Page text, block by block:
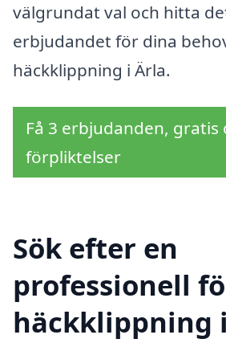
välgrundat val och hitta
erbjudandet för dina
häckklippning i Ärla.
Få 3 erbjudanden, gratis
förpliktelser
Sök efter en
professionell
häckklippning